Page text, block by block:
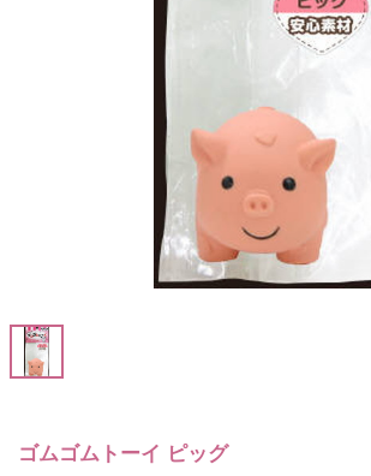
ゴムゴムトーイ ピッグ